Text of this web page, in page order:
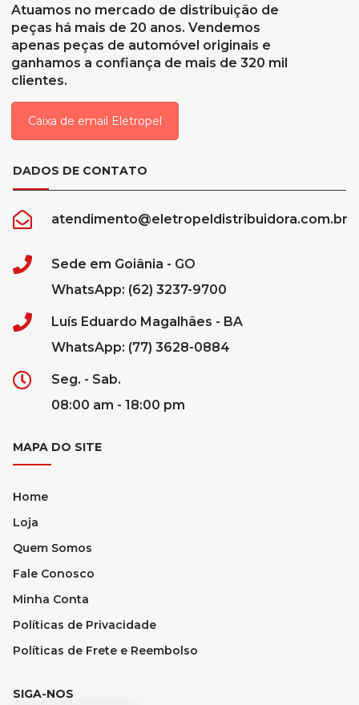
Atuamos no mercado de distribuição de
peças há mais de 20 anos. Vendemos
apenas peças de automóvel originais e
ganhamos a confiança de mais de 320 mil
clientes.
Caixa de email Eletropel
DADOS DE CONTATO
atendimento@eletropeldistribuidora.com.br
Sede em Goiânia - GO
WhatsApp: (62) 3237-9700
Luís Eduardo Magalhães - BA
WhatsApp: (77) 3628-0884
Seg. - Sab.
08:00 am - 18:00 pm
MAPA DO SITE
Home
Loja
Quem Somos
Fale Conosco
Minha Conta
Políticas de Privacidade
Políticas de Frete e Reembolso
SIGA-NOS